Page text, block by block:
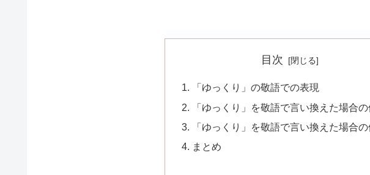
目次
「ゆっくり」の敬語での表現
「ゆっくり」を敬語で言い換えた場合
「ゆっくり」を敬語で言い換えた場合
まとめ